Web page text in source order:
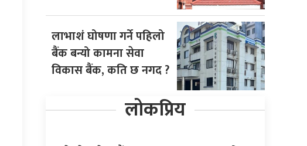
लाभाशं घोषणा गर्ने पहिलो
बैंक बन्यो कामना सेवा
विकास बैंक, कति छ नगद ?
लोकप्रिय